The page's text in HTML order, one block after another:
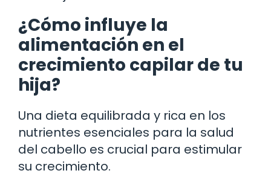
¿Cómo influye la
alimentación en el
crecimiento capilar de tu
hija?
Una dieta equilibrada y rica en los
nutrientes esenciales para la salud
del cabello es crucial para estimular
su crecimiento.